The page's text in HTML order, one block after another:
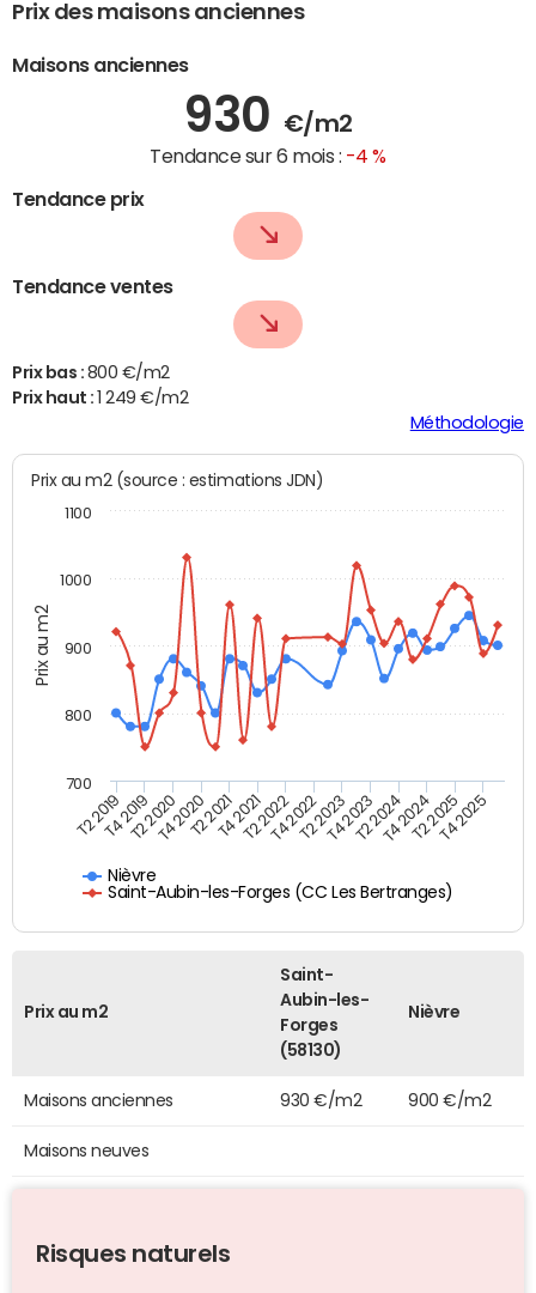
Prix des maisons anciennes
Maisons anciennes
930 €/m2
Tendance sur 6 mois : -4 %
Tendance prix
Tendance ventes
Prix bas : 800 €/m2
Prix haut :
1 249 €/m2
Méthodologie
Prix au m2
Prix au m2 (source : estimations JDN)
Nièvre
Saint-Aubin-les-Forges (CC Les Bertranges)
T2 2019T4 2019T2 2020T4 2020T2 2021T4 2021T2 2022T4 2022T2 2023T4 2023T2 2024T4 2024T2 2025T4 2025
700
800
900
1000
1100
Prix au m2
Saint-
Aubin-les-
Forges
(58130)
Nièvre
Maisons anciennes 930 €/m2 900 €/m2
Maisons neuves
Risques naturels